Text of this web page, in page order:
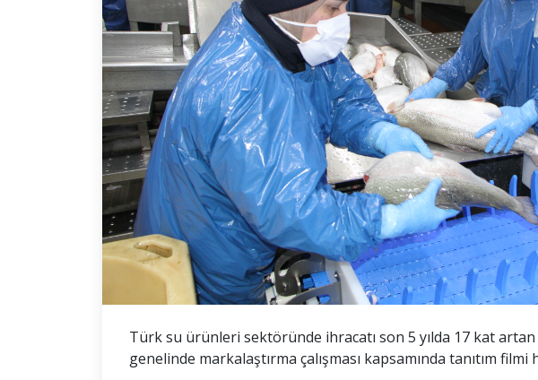
Türk su ürünleri sektöründe ihracatı son 5 yılda 17 kat
genelinde markalaştırma çalışması kapsamında tanıtım filmi